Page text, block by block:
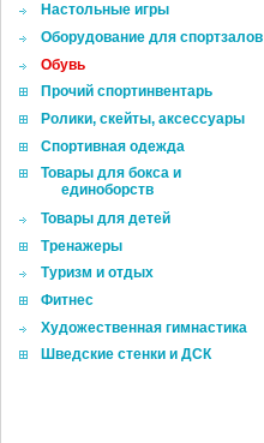
Настольные игры
Оборудование для спортзалов
Обувь
Прочий спортинвентарь
Ролики, скейты, аксессуары
Спортивная одежда
Товары для бокса и
единоборств
Товары для детей
Тренажеры
Туризм и отдых
Фитнес
Художественная гимнастика
Шведские стенки и ДСК